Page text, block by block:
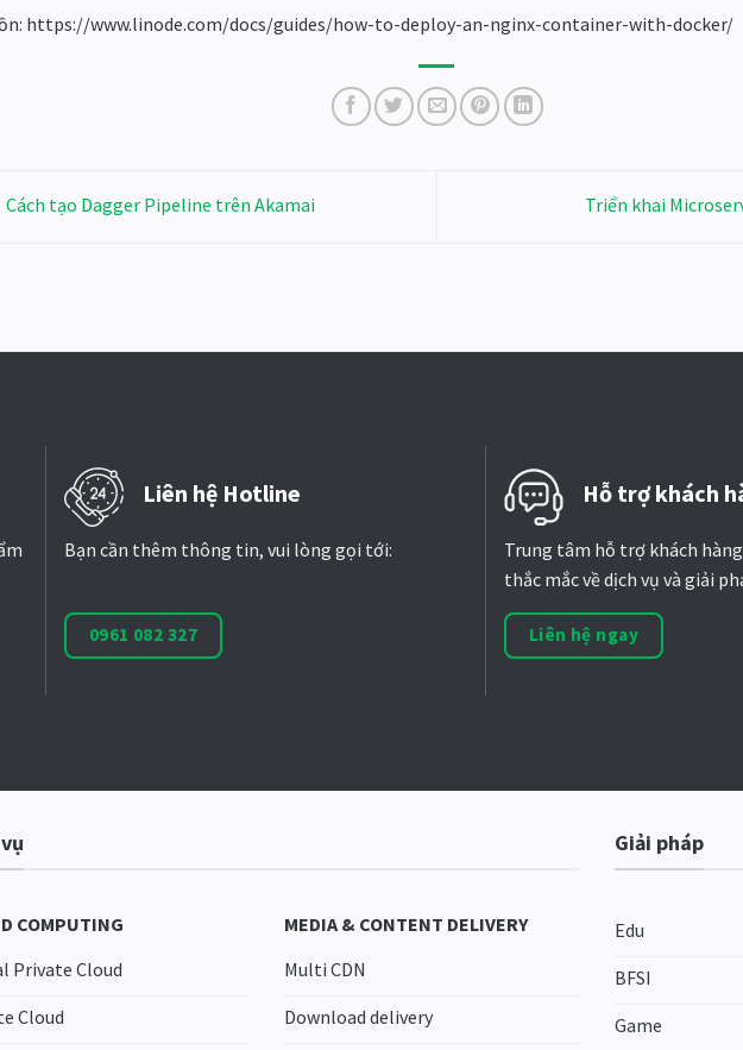
https://www.linode.com/docs/guides/how-to-deploy-an-nginx-container-with-docker/
Cách tạo Dagger Pipeline trên Akamai Triển khai
Liên hệ Hotline
Bạn cần thêm thông tin, vui lòng gọi tới:
0961 082 327
Hỗ trợ khách
Trung tâm hỗ trợ khách
thắc mắc về dịch vụ và giải
Liên hệ ngay
COMPUTING
Private Cloud
Cloud
MEDIA & CONTENT DELIVERY
Multi CDN
Download delivery
Giải pháp
Edu
BFSI
Game